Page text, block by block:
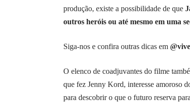
produção, existe a possibilidade de que
outros heróis ou até mesmo em uma
Siga-nos e confira outras dicas em
O elenco de coadjuvantes do filme
que fez Jenny Kord, interesse amoroso
para descobrir o que o futuro reserva